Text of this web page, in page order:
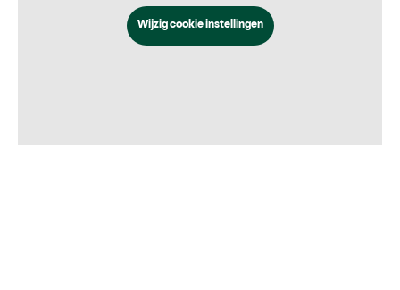
Wijzig cookie instellingen